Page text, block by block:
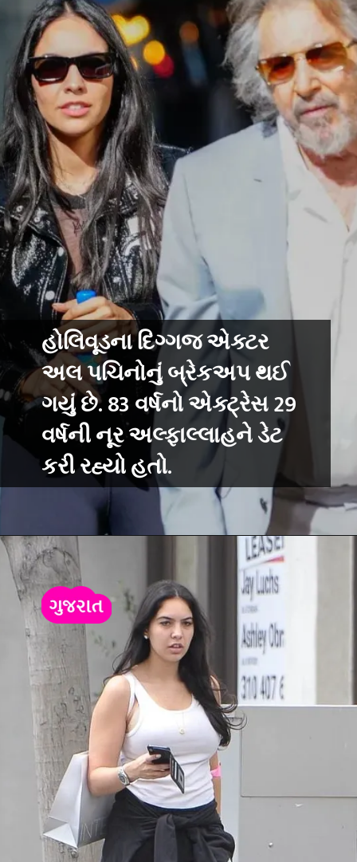
હોલિવૂડના દિગ્ગજ એક્ટર
અલ પચિનોનું બ્રેકઅપ થઈ
ગયું છે. 83 વર્ષનો એક્ટ્રેસ 29
વર્ષની નૂર અલ્ફાલ્લાહને ડેટ
કરી રહ્યો હતો.